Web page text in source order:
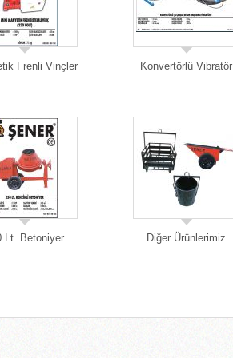
Frenli Vinçler Konvertörlü Vibratör
Lt. Betoniyer Diğer Ürünlerimiz